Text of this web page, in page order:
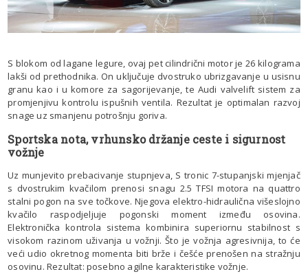
S blokom od lagane legure, ovaj pet cilindrični motor je 26 kilograma
lakši od prethodnika. On uključuje dvostruko ubrizgavanje u usisnu
granu kao i u komore za sagorijevanje, te Audi valvelift sistem za
promjenjivu kontrolu ispušnih ventila. Rezultat je optimalan razvoj
snage uz smanjenu potrošnju goriva.
Sportska nota, vrhunsko držanje ceste i sigurnost
vožnje
Uz munjevito prebacivanje stupnjeva, S tronic 7-stupanjski mjenjač
s dvostrukim kvačilom prenosi snagu 2.5 TFSI motora na quattro
stalni pogon na sve točkove. Njegova elektro-hidraulična višeslojno
kvačilo raspodjeljuje pogonski moment između osovina.
Elektronička kontrola sistema kombinira superiornu stabilnost s
visokom razinom uživanja u vožnji. Što je vožnja agresivnija, to će
veći udio okretnog momenta biti brže i češće prenošen na stražnju
osovinu. Rezultat: posebno agilne karakteristike vožnje.